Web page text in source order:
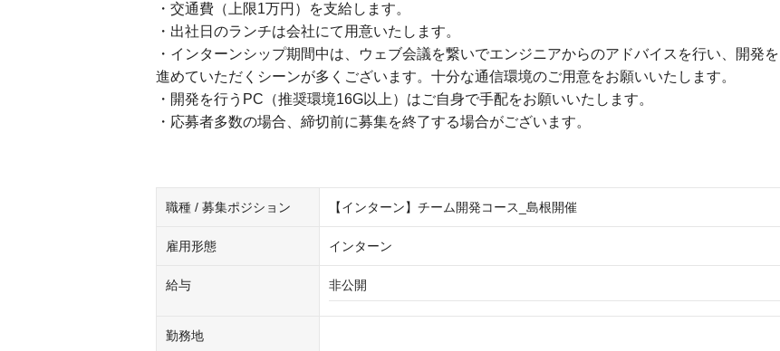
・交通費（上限1万円）を支給します。
・出社日のランチは会社にて用意いたします。
・インターンシップ期間中は、ウェブ会議を繋いでエンジニアからのアドバイスを行い、開発を
進めていただくシーンが多くございます。十分な通信環境のご用意をお願いいたします。
・開発を行うPC（推奨環境16G以上）はご自身で手配をお願いいたします。
・応募者多数の場合、締切前に募集を終了する場合がございます。
職種 / 募集ポジション 【インターン】チーム開発コース_島根開催
雇用形態 インターン
給与 非公開
勤務地